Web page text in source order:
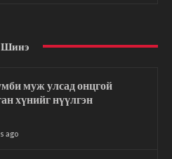
Шинэ
муж улсад онцгой
хүнийг нүүлгэн
ago